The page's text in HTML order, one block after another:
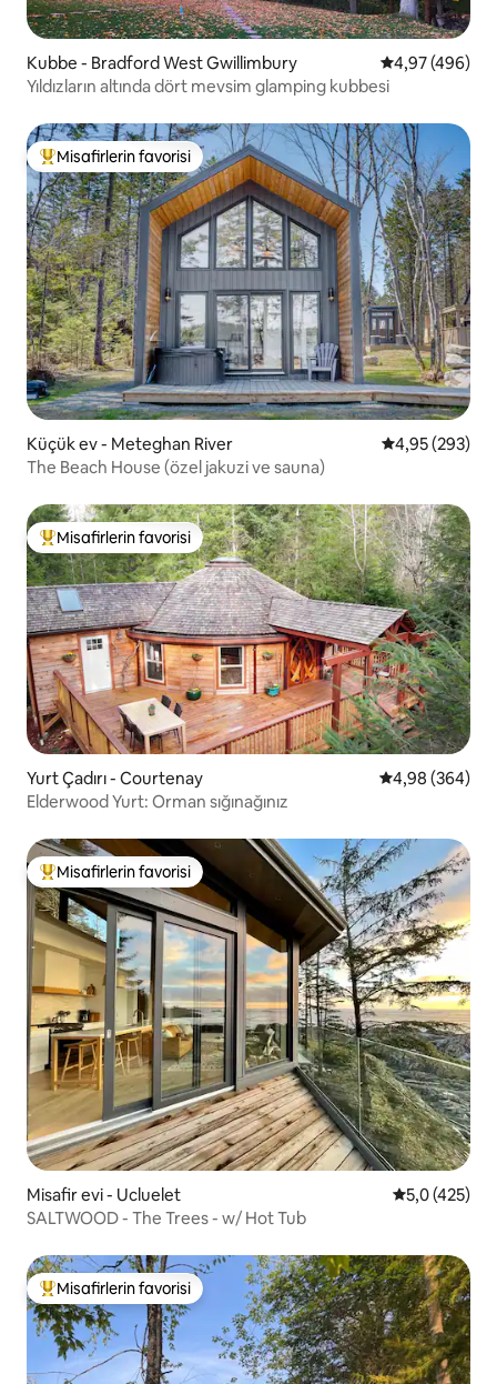
Kubbe - Bradford West Gwillimbury 5 üzerinden
4,97 (496)
Yıldızların altında dört mevsim glamping kubbesi
Misafirlerin favorilerinden en beğenilenler arasında
Misafirlerin favorisi
Küçük ev - Meteghan River 5 üzerinden
4,95 (293)
The Beach House (özel jakuzi ve sauna)
Misafirlerin favorilerinden en beğenilenler arasında
Misafirlerin favorisi
Yurt Çadırı - Courtenay 5 üzerinden
4,98 (364)
Elderwood Yurt: Orman sığınağınız
Misafirlerin favorilerinden en beğenilenler arasında
Misafirlerin favorisi
Misafir evi - Ucluelet 5 üzerinden
5,0 (425)
SALTWOOD - The Trees - w/ Hot Tub
Misafirlerin favorilerinden en beğenilenler arasında
Misafirlerin favorisi